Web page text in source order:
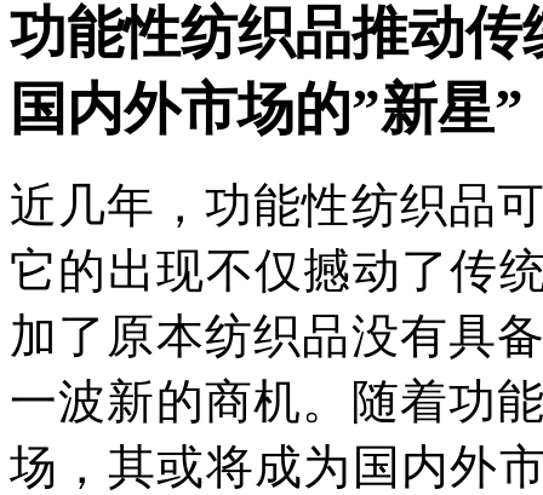
功能性纺织品推动
国内外市场的”新星”
近几年，功能性纺织品
它的出现不仅撼动了传
加了原本纺织品没有具
一波新的商机。随着功
场，其或将成为国内外